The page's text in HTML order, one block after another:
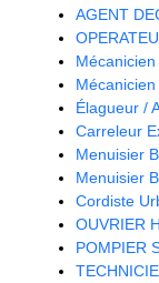
AGENT
Élagueur /
Carreleur
Menuisier
Menuisier
Cordiste
OUVRIER
POMPIER